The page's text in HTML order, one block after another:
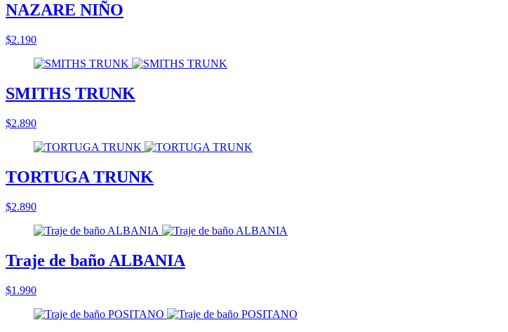
NAZARE NIÑO
$2.190
SMITHS TRUNK
$2.890
TORTUGA TRUNK
$2.890
Traje de baño ALBANIA
$1.990